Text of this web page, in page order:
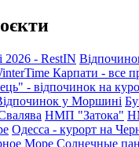
2026 - RestIN
Карпати - все
- відпочинок на
у Моршині
НМП "Затока"
Одесса - курорт на
Море Солнечные